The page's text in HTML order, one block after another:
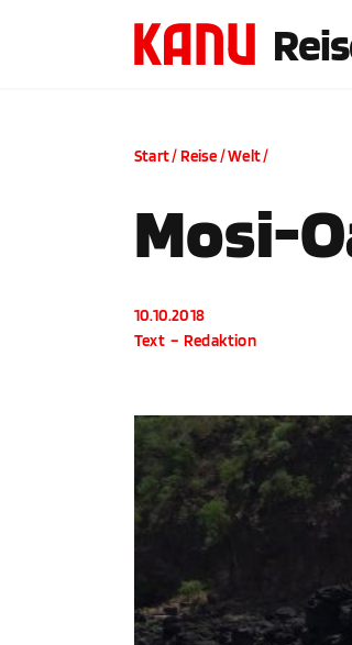
Start/Reise/Welt/
Mosi-
10.10.2018
Text – Redaktion